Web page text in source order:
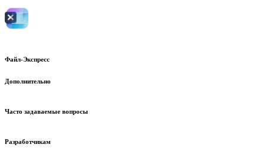
Файл-Экспресс
Дополнительно
Часто задаваемые вопросы
Разработчикам